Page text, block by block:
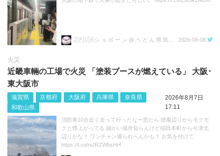
2026-08-08
火災
近畿車輛の工場で火災 「塗装ブースが燃えている」 大阪･
東大阪市
滋賀県 京都府 大阪府 兵庫県
奈良県
和歌山県
2026年8月7日
17:11
消防車10台近く走って行ったなー思たら 徳庵辺りからモクモ
クと煙上がってる 細かい場所知らんけど稲田本町から今津北
辺りかな？ ワンチャン通られへんかも？ お気を付けて
https://t.co/niJRZWbsHH